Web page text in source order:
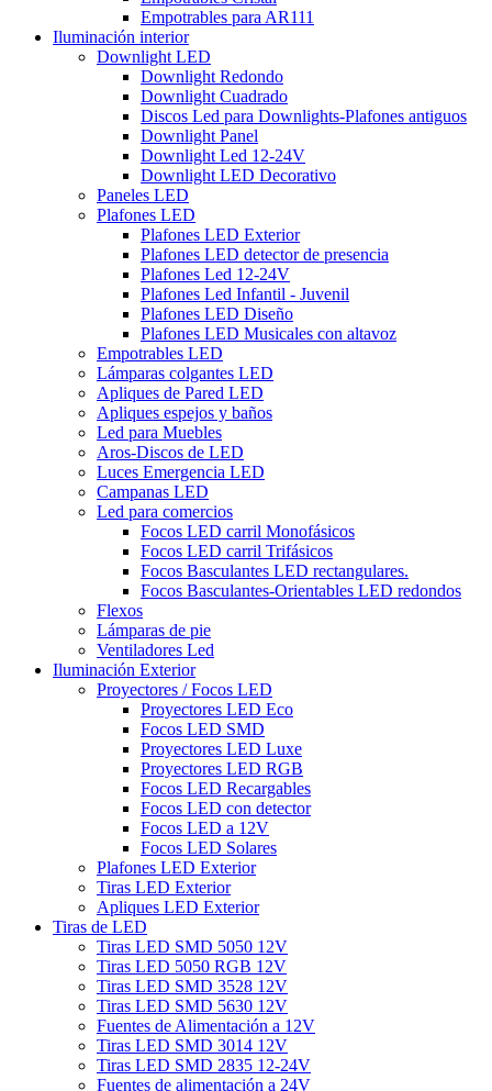
Empotrables para AR111
Iluminación interior
Downlight LED
Downlight Redondo
Downlight Cuadrado
Discos Led para Downlights-Plafones antiguos
Downlight Panel
Downlight Led 12-24V
Downlight LED Decorativo
Paneles LED
Plafones LED
Plafones LED Exterior
Plafones LED detector de presencia
Plafones Led 12-24V
Plafones Led Infantil - Juvenil
Plafones LED Diseño
Plafones LED Musicales con altavoz
Empotrables LED
Lámparas colgantes LED
Apliques de Pared LED
Apliques espejos y baños
Led para Muebles
Aros-Discos de LED
Luces Emergencia LED
Campanas LED
Led para comercios
Focos LED carril Monofásicos
Focos LED carril Trifásicos
Focos Basculantes LED rectangulares.
Focos Basculantes-Orientables LED redondos
Flexos
Lámparas de pie
Ventiladores Led
Iluminación Exterior
Proyectores / Focos LED
Proyectores LED Eco
Focos LED SMD
Proyectores LED Luxe
Proyectores LED RGB
Focos LED Recargables
Focos LED con detector
Focos LED a 12V
Focos LED Solares
Plafones LED Exterior
Tiras LED Exterior
Apliques LED Exterior
Tiras de LED
Tiras LED SMD 5050 12V
Tiras LED 5050 RGB 12V
Tiras LED SMD 3528 12V
Tiras LED SMD 5630 12V
Fuentes de Alimentación a 12V
Tiras LED SMD 3014 12V
Tiras LED SMD 2835 12-24V
Fuentes de alimentación a 24V